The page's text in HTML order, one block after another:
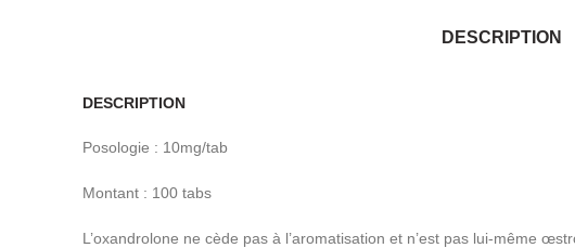
DESCRIPTION
DESCRIPTION
Posologie : 10mg/tab
Montant : 100 tabs
L’oxandrolone ne cède pas à l’aromatisation et n’est pas lui-même